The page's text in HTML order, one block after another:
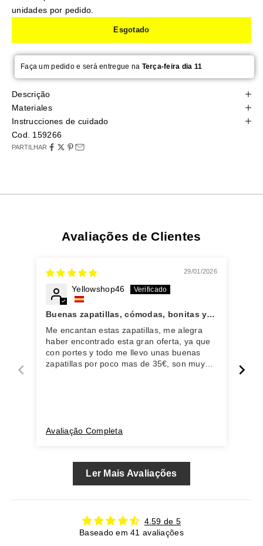
unidades por pedido.
Esgotado
Faça um pedido e será entregue na Terça-feira dia 11
Descrição
Materiales
Instrucciones de cuidado
Cod. 159266
PARTILHAR
Avaliações de Clientes
29/01/2026
Yellowshop46
Buenas zapatillas, cómodas, bonitas y
muy baratas.
Me encantan estas zapatillas, me alegra
haber encontrado esta gran oferta, ya que
con portes y todo me llevo unas buenas
zapatillas por poco mas de 35€, son muy
Avaliação Completa
Ler Mais Avaliações
4.59 de 5
Baseado em 41 avaliações